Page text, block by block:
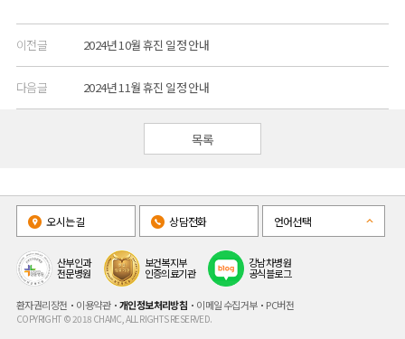
이전글 2024년 10월 휴진 일정 안내
다음글 2024년 11월 휴진 일정 안내
목록
오시는길 상담전화 언어선택
산부인과
전문병원
보건복지부
인증의료기관
강남차병원
공식블로그
환자권리장전 이용약관 개인정보처리방침 이메일 수집거부 PC버전
COPYRIGHT © 2018 CHAMC, ALL RIGHTS RESERVED.